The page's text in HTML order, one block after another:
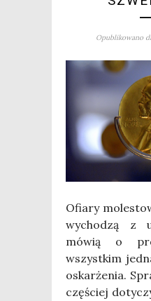
Opublikowano
Ofia­ry
wycho­dzą z
mówią o
wszyst­kim
oskar­że­nia.
czę­ściej